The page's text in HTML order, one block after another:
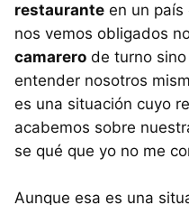
restaurante en un país
nos vemos obligados
camarero de turno
entender nosotros
es una situación cuyo
acabemos sobre
se qué que yo no me
Aunque esa es una